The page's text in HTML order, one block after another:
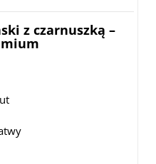
z czarnuszką –